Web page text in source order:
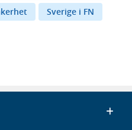
Sverige i FN